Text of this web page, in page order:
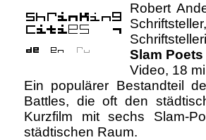
Robert
Slam
Video, 18
Ein populärer Bestandteil
Battles, die oft den
Kurzfilm mit sechs Slam-
städtischen Raum.